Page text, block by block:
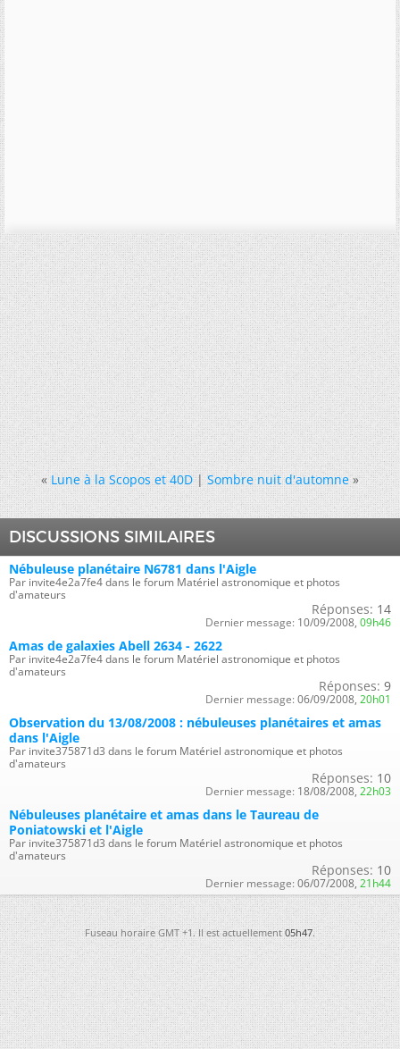
« Lune à la Scopos et 40D|Sombre nuit d'automne »
DISCUSSIONS SIMILAIRES
Nébuleuse planétaire N6781 dans l'Aigle
Par invite4e2a7fe4 dans le forum Matériel astronomique et photos
d'amateurs
Réponses: 14
Dernier message: 10/09/2008, 09h46
Amas de galaxies Abell 2634 - 2622
Par invite4e2a7fe4 dans le forum Matériel astronomique et photos
d'amateurs
Réponses: 9
Dernier message: 06/09/2008, 20h01
Observation du 13/08/2008 : nébuleuses planétaires et amas
dans l'Aigle
Par invite375871d3 dans le forum Matériel astronomique et photos
d'amateurs
Réponses: 10
Dernier message: 18/08/2008, 22h03
Nébuleuses planétaire et amas dans le Taureau de
Poniatowski et l'Aigle
Par invite375871d3 dans le forum Matériel astronomique et photos
d'amateurs
Réponses: 10
Dernier message: 06/07/2008, 21h44
Fuseau horaire GMT +1. Il est actuellement05h47.